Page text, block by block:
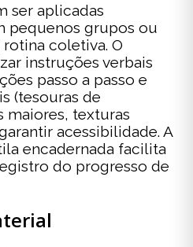
ser aplicadas
pequenos grupos ou
coletiva. O
instruções verbais
passo a passo e
(tesouras de
maiores, texturas
acessibilidade. A
encadernada facilita
do progresso de